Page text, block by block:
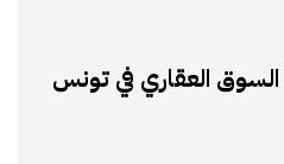
العقاري في تونس